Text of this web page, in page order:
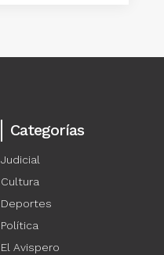
Categorías
Judicial
Cultura
Deportes
Política
El Avispero